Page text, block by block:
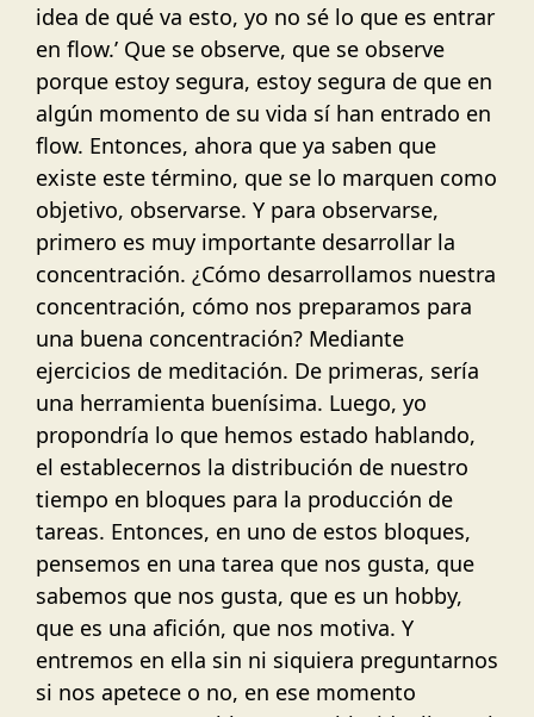
idea de qué va esto, yo no sé lo que es entrar
en flow.’ Que se observe, que se observe
porque estoy segura, estoy segura de que en
algún momento de su vida sí han entrado en
flow. Entonces, ahora que ya saben que
existe este término, que se lo marquen como
objetivo, observarse. Y para observarse,
primero es muy importante desarrollar la
concentración. ¿Cómo desarrollamos nuestra
concentración, cómo nos preparamos para
una buena concentración? Mediante
ejercicios de meditación. De primeras, sería
una herramienta buenísima. Luego, yo
propondría lo que hemos estado hablando,
el establecernos la distribución de nuestro
tiempo en bloques para la producción de
tareas. Entonces, en uno de estos bloques,
pensemos en una tarea que nos gusta, que
sabemos que nos gusta, que es un hobby,
que es una afición, que nos motiva. Y
entremos en ella sin ni siquiera preguntarnos
si nos apetece o no, en ese momento